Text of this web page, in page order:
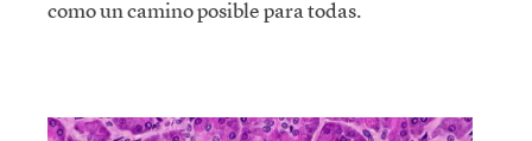
como un camino posible para todas.